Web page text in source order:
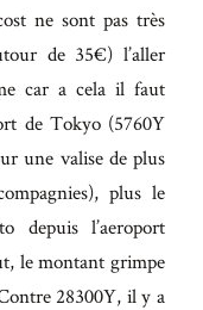
ne sont pas très
de 35€) l’aller
car a cela il faut
de Tokyo (5760Y
une valise de plus
plus le
depuis l’aeroport
le montant grimpe
28300Y, il y a